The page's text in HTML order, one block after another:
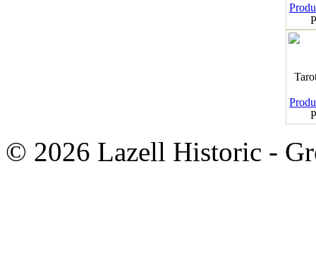
© 2026 Lazell Historic -